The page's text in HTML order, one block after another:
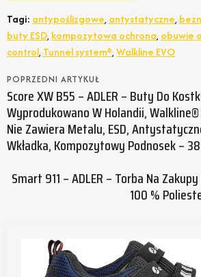
Tagi: antypoślizgowe, antystatyczne,
buty ESD, kompozytowa ochrona, obuwie
control, Tunnel system®,Walkline EVO
POPRZEDNI ARTYKUŁ
Score XW B55 – ADLER – Buty Do
Wyprodukowano W Holandii, Walkline®
Nie Zawiera Metalu, ESD,
Wkładka, Kompozytowy Podnosek –
Smart 911 – ADLER – Torba Na
100 %